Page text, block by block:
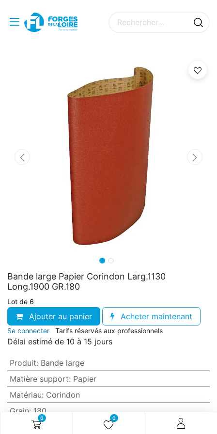
0 0
Bande large Papier Corindon Larg.1130
Long.1900 GR.180
Lot de 6
Ajouter au panier Acheter maintenant
Se connecter Tarifs réservés aux professionnels
Délai estimé de 10 à 15 jours
Produit: Bande large
Matière support: Papier
Matériau: Corindon
Grain: 180
Anti-encrassement
Non (standard)